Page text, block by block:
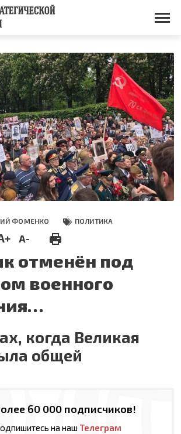
ФОМЕНКО ПОЛИТИКА
A-
отменён под
военного
когда Великая
общей
60 000 подписчиков!
на наш Телеграм